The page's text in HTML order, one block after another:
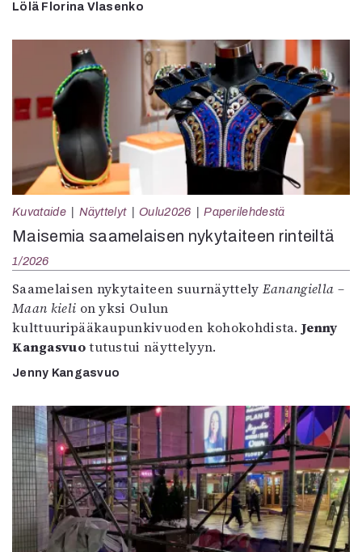
Lölä Florina Vlasenko
Kuvataide Näyttelyt Oulu2026 Paperilehdestä
Maisemia saamelaisen nykytaiteen rinteiltä
1/2026
Saamelaisen nykytaiteen suurnäyttely Eanangiella –
Maan kieli on yksi Oulun
kulttuuripääkaupunkivuoden kohokohdista.Jenny
Kangasvuotutustui näyttelyyn.
Jenny Kangasvuo